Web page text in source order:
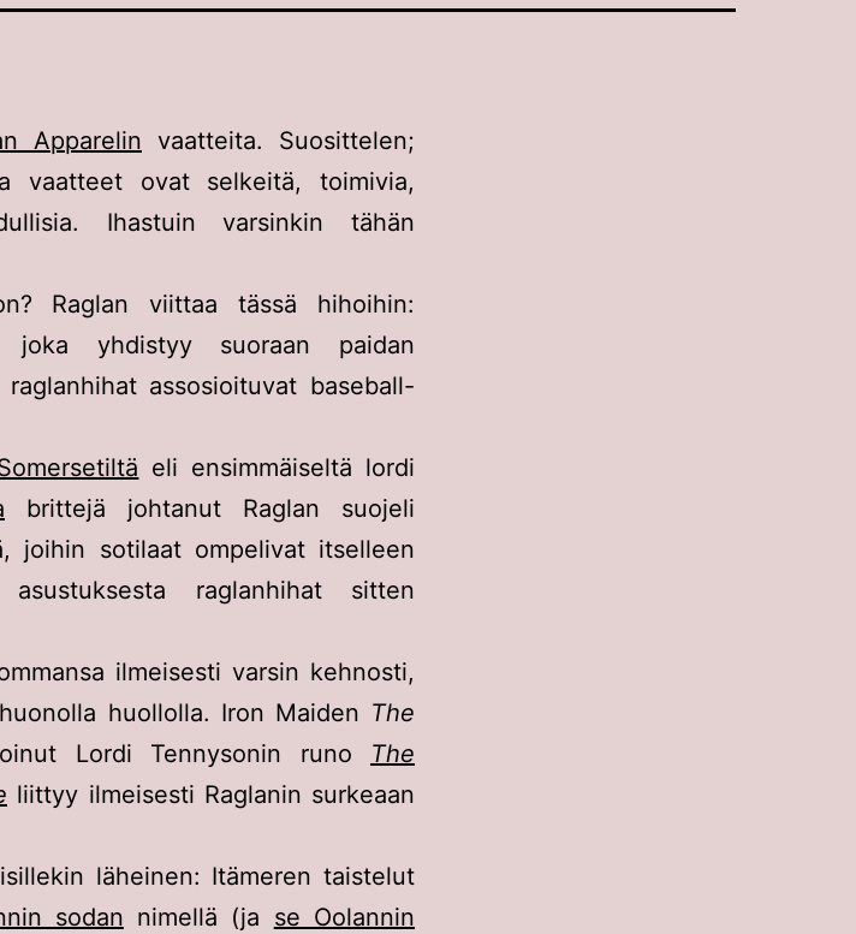
Apparelin vaatteita. Suosittelen;
vaatteet ovat selkeitä, toimivia,
Ihastuin varsinkin tähän
Raglan viittaa tässä hihoihin:
joka yhdistyy suoraan paidan
assosioituvat baseball-
eli ensimmäiseltä lordi
brittejä johtanut Raglan suojeli
joihin sotilaat ompelivat itselleen
raglanhihat sitten
ilmeisesti varsin kehnosti,
huollolla. Iron Maiden The
Lordi Tennysonin runo The
liittyy ilmeisesti Raglanin surkeaan
läheinen: Itämeren taistelut
sodan nimellä (ja se Oolannin